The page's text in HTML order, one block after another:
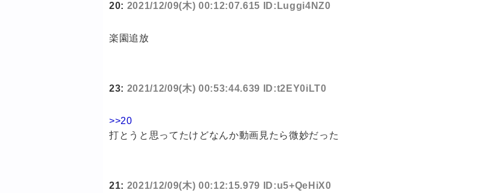
20: 2021/12/09(木) 00:12:07.615 ID:Luggi4NZ0
楽園追放
23: 2021/12/09(木) 00:53:44.639 ID:t2EY0iLT0
>>20
打とうと思ってたけどなんか動画見たら微妙だった
21: 2021/12/09(木) 00:12:15.979 ID:u5+QeHiX0